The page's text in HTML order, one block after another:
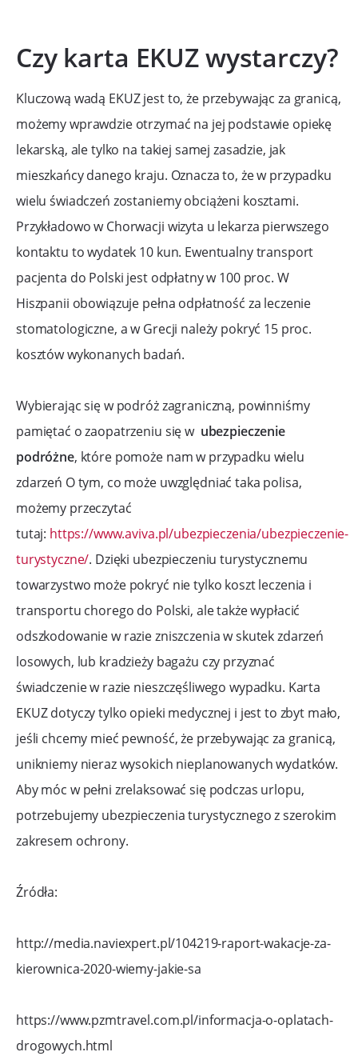
Czy karta EKUZ wystarczy?
Kluczową wadą EKUZ jest to, że przebywając za granicą,
możemy wprawdzie otrzymać na jej podstawie opiekę
lekarską, ale tylko na takiej samej zasadzie, jak
mieszkańcy danego kraju. Oznacza to, że w przypadku
wielu świadczeń zostaniemy obciążeni kosztami.
Przykładowo w Chorwacji wizyta u lekarza pierwszego
kontaktu to wydatek 10 kun. Ewentualny transport
pacjenta do Polski jest odpłatny w 100 proc. W
Hiszpanii obowiązuje pełna odpłatność za leczenie
stomatologiczne, a w Grecji należy pokryć 15 proc.
kosztów wykonanych badań.
Wybierając się w podróż zagraniczną, powinniśmy
pamiętać o zaopatrzeniu się w ubezpieczenie
podróżne, które pomoże nam w przypadku wielu
zdarzeń O tym, co może uwzględniać taka polisa,
możemy przeczytać
tutaj: https://www.aviva.pl/ubezpieczenia/ubezpieczenie-
turystyczne/. Dzięki ubezpieczeniu turystycznemu
towarzystwo może pokryć nie tylko koszt leczenia i
transportu chorego do Polski, ale także wypłacić
odszkodowanie w razie zniszczenia w skutek zdarzeń
losowych, lub kradzieży bagażu czy przyznać
świadczenie w razie nieszczęśliwego wypadku. Karta
EKUZ dotyczy tylko opieki medycznej i jest to zbyt mało,
jeśli chcemy mieć pewność, że przebywając za granicą,
unikniemy nieraz wysokich nieplanowanych wydatków.
Aby móc w pełni zrelaksować się podczas urlopu,
potrzebujemy ubezpieczenia turystycznego z szerokim
zakresem ochrony.
Źródła:
http://media.naviexpert.pl/104219-raport-wakacje-za-
kierownica-2020-wiemy-jakie-sa
https://www.pzmtravel.com.pl/informacja-o-oplatach-
drogowych.html